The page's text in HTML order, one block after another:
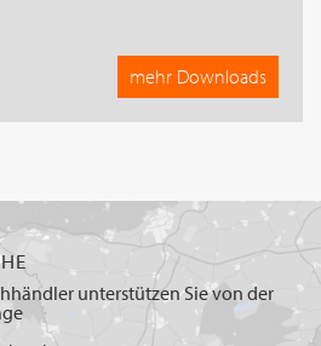
mehr Downloads
unterstützen Sie von der